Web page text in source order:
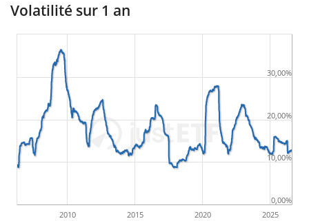
Volatilité sur 1 an
2010 2015 2020 2025
0,00%
10,00%
20,00%
30,00%